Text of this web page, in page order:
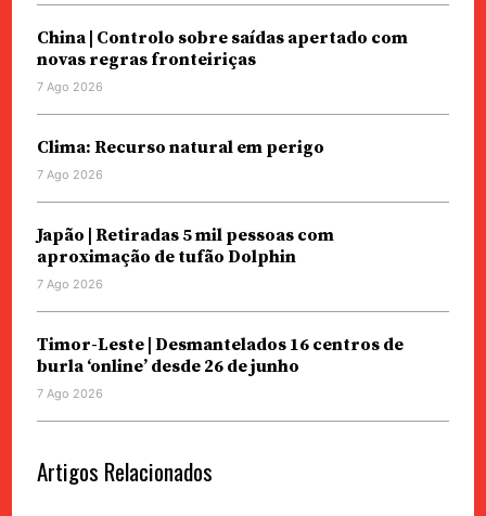
China | Controlo sobre saídas apertado com
novas regras fronteiriças
7 Ago 2026
Clima: Recurso natural em perigo
7 Ago 2026
Japão | Retiradas 5 mil pessoas com
aproximação de tufão Dolphin
7 Ago 2026
Timor-Leste | Desmantelados 16 centros de
burla ‘online’ desde 26 de junho
7 Ago 2026
Artigos Relacionados